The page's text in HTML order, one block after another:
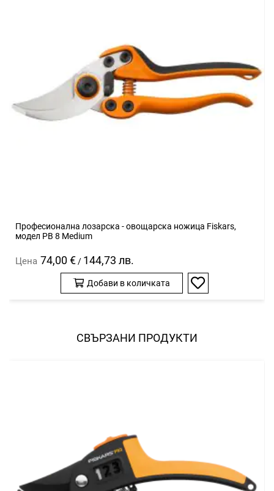
Професионална лозарска - овощарска ножица Fiskars,
модел PB 8 Medium
Цена 74,00 €/ 144,73 лв.
Добави в количката
Добави
СВЪРЗАНИ ПРОДУКТИ